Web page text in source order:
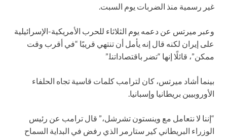
غير رسمية منذ الضربات يوم السبت.
وعبر ميرتس عن دعمه يوم الثلاثاء للحرب الأمريكية-الإسرائيلية
على إيران لكنه قال إنه يأمل أن تنتهي قريبًا “في أقرب وقت
ممكن”، قائلًا إنها “تضر باقتصاداتنا.”
بينما أشاد ميرتس، كان لترامب كلمات قاسية تجاه الحلفاء
الأوروبيين بريطانيا وإسبانيا.
“إننا لا نتعامل مع وينستون تشرشل،” قال ترامب عن رئيس
الوزراء البريطاني كير ستارمر الذي رفض في البداية السماح